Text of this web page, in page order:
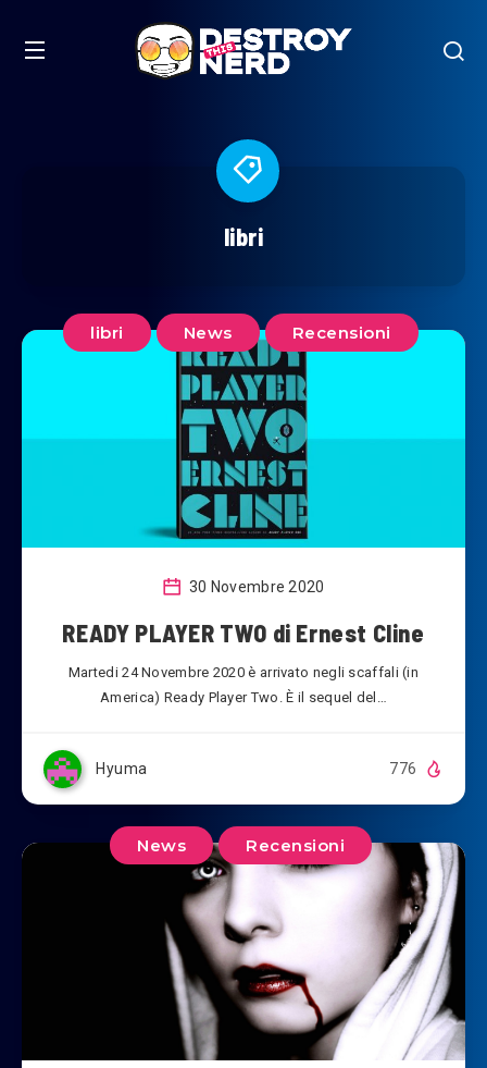
libri
libri News Recensioni
30 Novembre 2020
READY PLAYER TWO di Ernest Cline
Martedi 24 Novembre 2020 è arrivato negli scaffali (in
America) Ready Player Two. È il sequel del…
Hyuma 776
News Recensioni